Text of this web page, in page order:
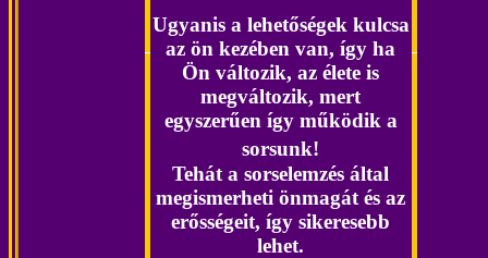
Ugyanis a lehetőségek kulcsa
az ön kezében van, így ha
Ön változik, az élete is
megváltozik, mert
egyszerűen így működik a
sorsunk!
Tehát a sorselemzés által
megismerheti önmagát és az
erősségeit, így sikeresebb
lehet.